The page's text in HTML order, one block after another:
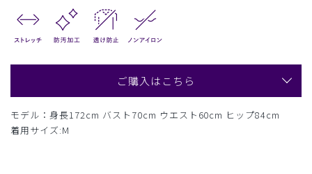
ご購入はこちら
モデル：身長172cm バスト70cm ウエスト60cm ヒップ84cm
着用サイズ:M